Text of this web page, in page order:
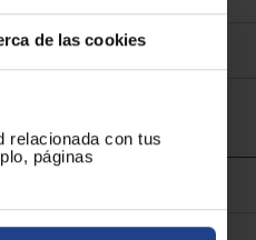
de las cookies
relacionada con tus
páginas